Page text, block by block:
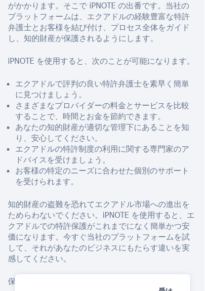
がかかります。そこで iPNOTE の出番です。当社の
プラットフォームは、エクアドルの経験豊富な特許
弁護士とお客様を結び付け、プロセス全体をガイド
し、知的財産が保護されるようにします。
iPNOTE を使用すると、次のことが可能になります。
エクアドルで評判の良い特許弁護士を素早く簡単
に見つけましょう。
さまざまなプロバイダーの料金とサービスを比較
することで、時間とお金を節約できます。
あなたの知的財産が適切な管理下にあることを知
り、安心してください。
エクアドルの特許制度の利用に関する専門家のア
ドバイスを受けましょう。
お客様の特定のニーズに合わせた個別のサポート
を受けられます。
知的財産の盗難を恐れてエクアドル市場への進出を
ためらわないでください。iPNOTE を使用すると、エ
クアドルでの特許保護がこれまでになく簡単かつ安
価になります。今すぐ当社のプラットフォームを試
して、それがあなたのビジネスにもたらす違いを実
感してください。
保護を開始するには